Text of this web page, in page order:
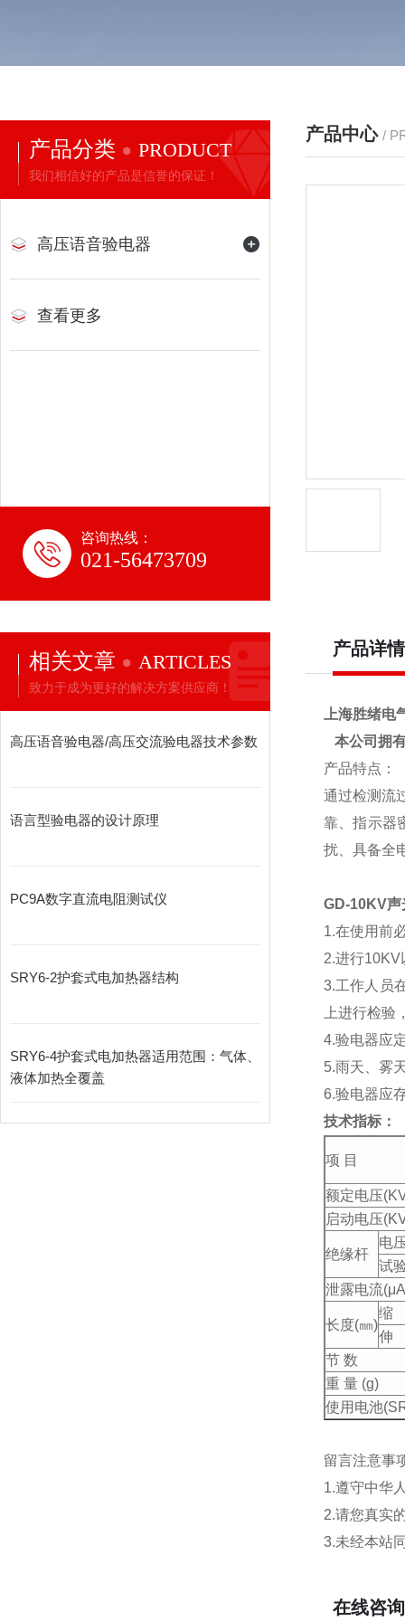
产品分类 PRODUCT
我们相信好的产品是信誉的保证！
高压语音验电器
查看更多
咨询热线：
021-56473709
相关文章 ARTICLES
致力于成为更好的解决方案供应商！
高压语音验电器/高压交流验电器技术参数
语言型验电器的设计原理
PC9A数字直流电阻测试仪
SRY6-2护套式电加热器结构
SRY6-4护套式电加热器适用范围：气体、
液体加热全覆盖
产品中心 /
产品详情
上海胜绪电
本公司拥
产品特点：
通过检测流
靠、指示器
扰、具备全
GD-10KV声
1.在使用前
2.进行10KV
3.工作人员
上进行检
4.验电器应
5.雨天、雾
6.验电器应
技术指标：
项 目
额定电压
启动电压
绝缘杆
电
试
泄露电流
长度(㎜)
缩
伸
节 数
重 量 (g)
使用电池
留言注意事
1.遵守中华
2.请您真实
3.未经本站
在线咨询